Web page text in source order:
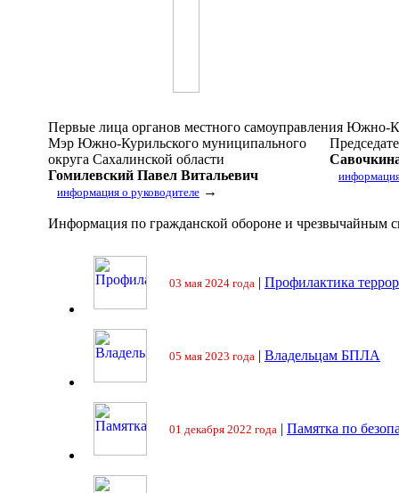
Первые лица органов местного самоуправления Южно-
Мэр Южно-Курильского муниципального
округа Сахалинской области
Гомилевский Павел Витальевич
информация о руководителе →
Информация по гражданской обороне и чрезвычайным
03 мая 2024 года | Профилактика
05 мая 2023 года | Владельцам БПЛА
01 декабря 2022 года | Памятка по